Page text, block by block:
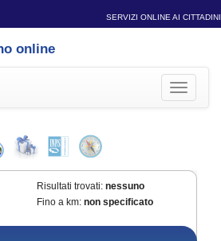
SERVIZI ONLINE AI CITTADINI
online
Toggle
Risultati trovati: nessuno
Fino a km: non specificato